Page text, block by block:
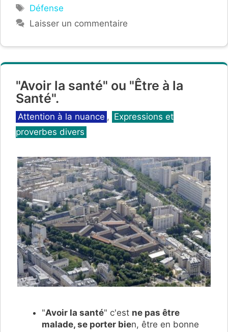
Étiquettes
Défense
Laisser un commentaire
"Avoir la santé" ou "Être à la
Santé".
Catégories
Attention à la nuance , Expressions et
proverbes divers
"Avoir la santé" c'est ne pas être
malade, se porter bien, être en bonne